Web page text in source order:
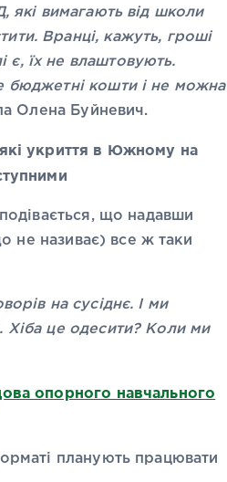
які вимагають від школи
Вранці, кажуть, гроші
є, їх не влаштовують.
бюджетні кошти і не можна
Олена Буйневич.
укриття в Южному на
що надавши
не називає) все ж таки
на сусіднє. І ми
Хіба це одесити? Коли ми
опорного навчального
планують працювати